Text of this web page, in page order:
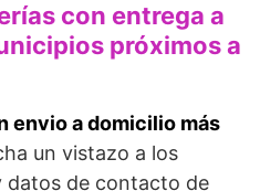
con entrega a
próximos a
envio a domicilio más
un vistazo a los
datos de contacto de